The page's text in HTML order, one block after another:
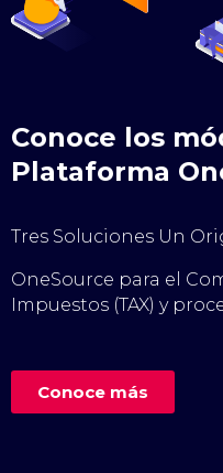
Conoce los
Plataforma
Tres Soluciones Un
OneSource para el
Impuestos (TAX) y
Conoce más